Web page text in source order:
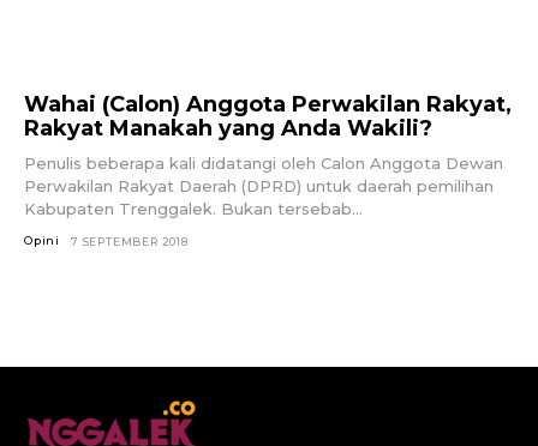
Wahai (Calon) Anggota Perwakilan Rakyat,
Rakyat Manakah yang Anda Wakili?
Penulis beberapa kali didatangi oleh Calon Anggota Dewan
Perwakilan Rakyat Daerah (DPRD) untuk daerah pemilihan
Kabupaten Trenggalek. Bukan tersebab...
Opini 7 SEPTEMBER 2018